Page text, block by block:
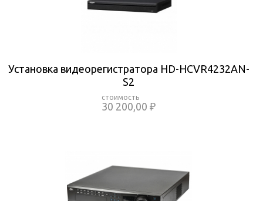
Установка видеорегистратора HD-HCVR4232AN-
S2
30 200,00 ₽